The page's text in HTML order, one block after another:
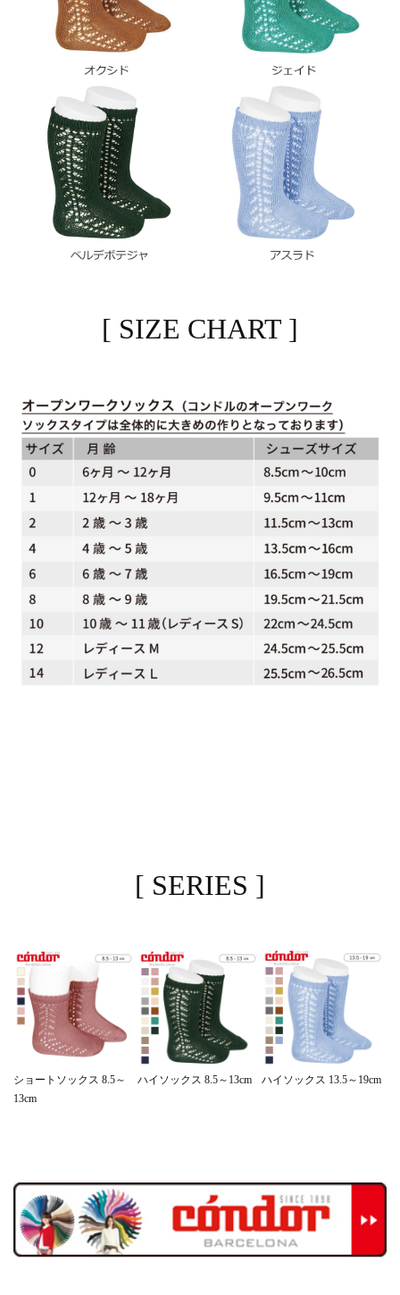
[ SIZE CHART ]
[ SERIES ]
ショートソックス 8.5～
13cm
ハイソックス 8.5～13cm ハイソックス 13.5～19cm